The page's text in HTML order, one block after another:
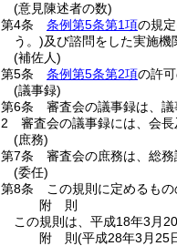
(意見陳述者の数)
第4条
条例第5条第1項の規
う。)及び諮問をした実施機
(補佐人)
第5条
条例第5条第2項の許
(議事録)
第6条
審査会の議事録は、議
2
審査会の議事録には、会
(庶務)
第7条
審査会の庶務は、総務
(委任)
第8条
この規則に定めるも
附 則
この規則は、平成18年3月
附 則(平成28年3月25